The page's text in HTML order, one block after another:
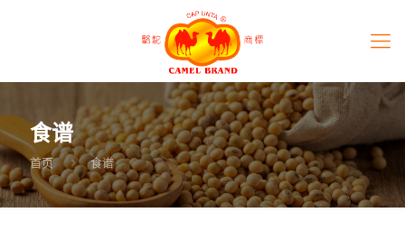
食谱
首页 食谱